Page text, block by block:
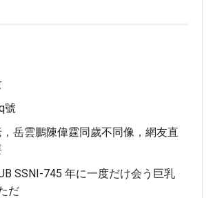
號
岳雲鵬陳偉霆同歲不同像，網友直
SSNI-745 年に一度だけ会う巨乳
だ